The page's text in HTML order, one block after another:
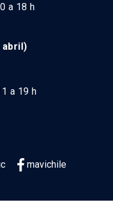
a 18 h
abril)
a 19 h
mavichile